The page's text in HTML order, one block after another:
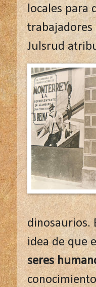
locales para
Julsrud
dinosaurios.
idea de que
seres